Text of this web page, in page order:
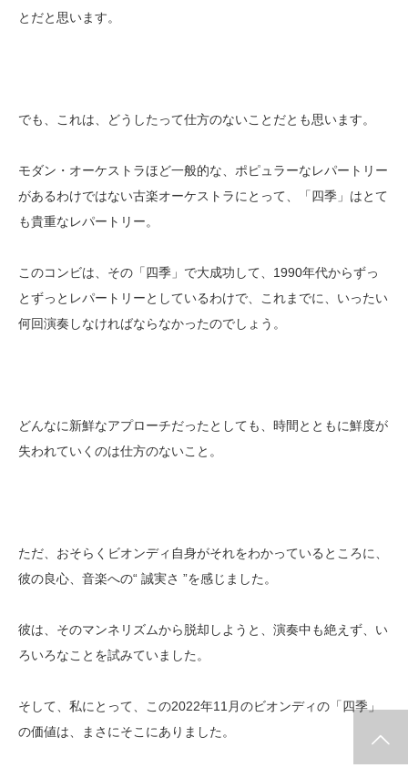
とだと思います。
でも、これは、どうしたって仕方のないことだとも思います。
モダン・オーケストラほど一般的な、ポピュラーなレパートリー
があるわけではない古楽オーケストラにとって、「四季」はとて
も貴重なレパートリー。
このコンビは、その「四季」で大成功して、1990年代からずっ
とずっとレパートリーとしているわけで、これまでに、いったい
何回演奏しなければならなかったのでしょう。
どんなに新鮮なアプローチだったとしても、時間とともに鮮度が
失われていくのは仕方のないこと。
ただ、おそらくビオンディ自身がそれをわかっているところに、
彼の良心、音楽への“ 誠実さ ”を感じました。
彼は、そのマンネリズムから脱却しようと、演奏中も絶えず、い
ろいろなことを試みていました。
そして、私にとって、この2022年11月のビオンディの「四季」
の価値は、まさにそこにありました。
クラシック入門～小さな